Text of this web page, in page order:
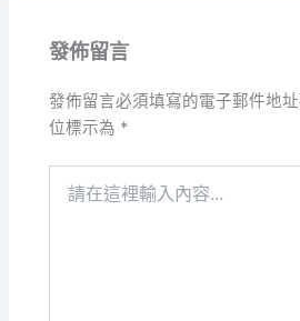
發佈留言
發佈留言必須填寫的電子郵件地址
位標示為 *